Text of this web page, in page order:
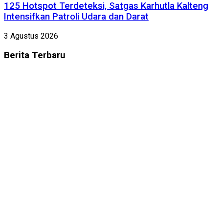
125 Hotspot Terdeteksi, Satgas Karhutla Kalteng
Intensifkan Patroli Udara dan Darat
3 Agustus 2026
Berita Terbaru